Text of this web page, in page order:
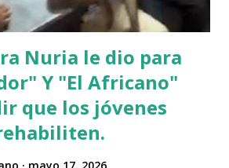
Nuria le dio para
Y "El Africano"
que los jóvenes